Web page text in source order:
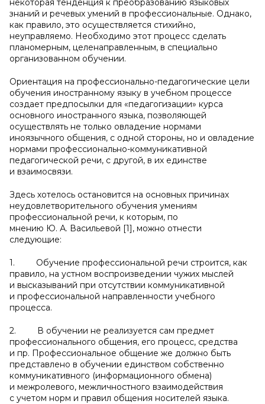
некоторая тенденция к преобразованию языковых
знаний и речевых умений в профессиональные. Однако,
как правило, это осуществляется стихийно,
неуправляемо. Необходимо этот процесс сделать
планомерным, целенаправленным, в специально
организованном обучении.
Ориентация на профессионально-педагогические цели
обучения иностранному языку в учебном процессе
создает предпосылки для «педагогизации» курса
основного иностранного языка, позволяющей
осуществлять не только овладение нормами
иноязычного общения, с одной стороны, но и овладение
нормами профессионально-коммуникативной
педагогической речи, с другой, в их единстве
и взаимосвязи.
Здесь хотелось остановится на основных причинах
неудовлетворительного обучения умениям
профессиональной речи, к которым, по
мнению Ю. А. Васильевой [1], можно отнести
следующие:
1. Обучение профессиональной речи строится, как
правило, на устном воспроизведении чужих мыслей
и высказываний при отсутствии коммуникативной
и профессиональной направленности учебного
процесса.
2. В обучении не реализуется сам предмет
профессионального общения, его процесс, средства
и пр. Профессиональное общение же должно быть
представлено в обучении единством собственно
коммуникативного (информационного обмена)
и межролевого, межличностного взаимодействия
с учетом норм и правил общения носителей языка.